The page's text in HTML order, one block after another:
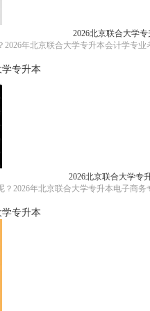
2026北京联合大学
年北京联合大学专升本会计学专
专升本
2026北京联合大学专
2026年北京联合大学专升本电子商
专升本